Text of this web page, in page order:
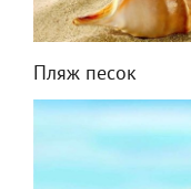
Пляж песок